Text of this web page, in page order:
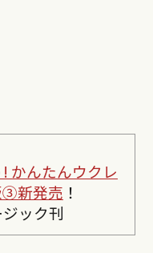
かんたんウクレ
③新発売 ！
ック刊